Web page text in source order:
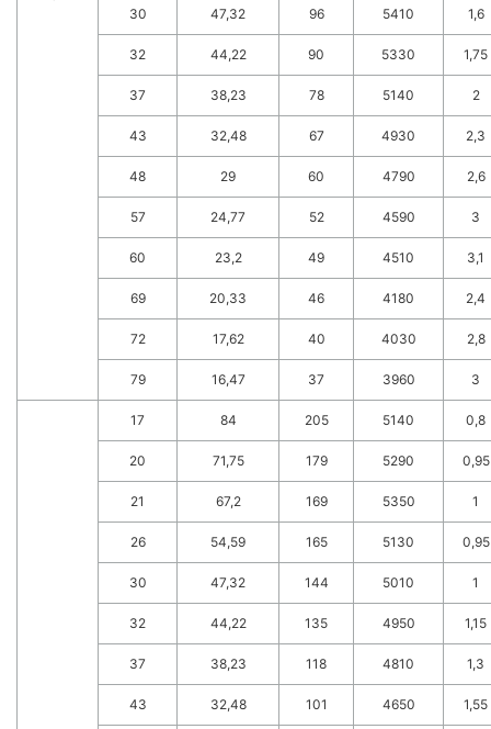
30
47,32 96 5410 1,6
32 44,22 90 5330 1,75
37 38,23 78 5140 2
43 32,48 67 4930 2,3
48 29 60 4790 2,6
57 24,77 52 4590 3
60 23,2 49 4510 3,1
69 20,33 46 4180 2,4
72 17,62 40 4030 2,8
79 16,47 37 3960 3
17 84 205 5140 0,8
20 71,75 179 5290 0,95
21 67,2 169 5350 1
26 54,59 165 5130 0,95
30 47,32 144 5010 1
32 44,22 135 4950 1,15
37 38,23 118 4810 1,3
43 32,48 101 4650 1,55